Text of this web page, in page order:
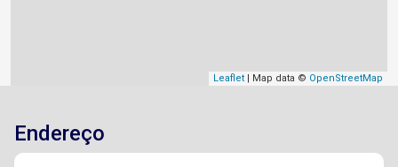
Leaflet | Map data © OpenStreetMap
Endereço